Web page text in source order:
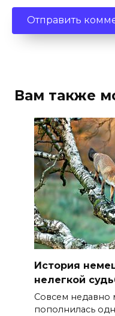
Вам также
История
нелегкой
Совсем недавно
пополнилась